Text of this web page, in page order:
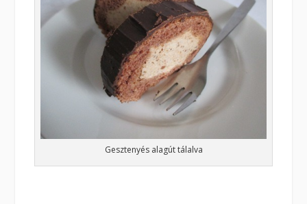
Gesztenyés alagút tálalva